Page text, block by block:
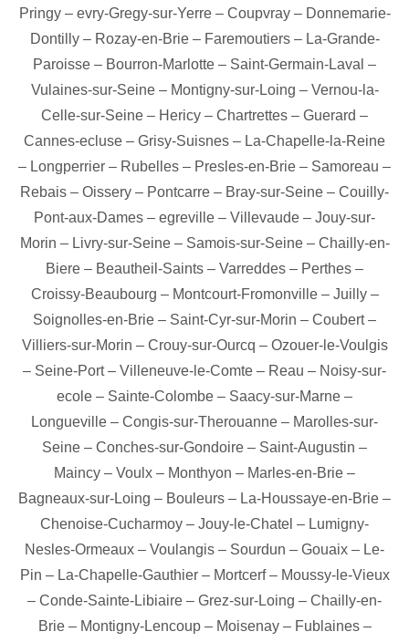
Pringy– evry-Gregy-sur-Yerre– Coupvray– Donnemarie-
Dontilly– Rozay-en-Brie– Faremoutiers– La-Grande-
Paroisse – Bourron-Marlotte – Saint-Germain-Laval –
Vulaines-sur-Seine– Montigny-sur-Loing – Vernou-la-
Celle-sur-Seine – Hericy – Chartrettes – Guerard –
Cannes-ecluse – Grisy-Suisnes – La-Chapelle-la-Reine
– Longperrier – Rubelles – Presles-en-Brie – Samoreau –
Rebais – Oissery – Pontcarre – Bray-sur-Seine – Couilly-
Pont-aux-Dames – egreville – Villevaude – Jouy-sur-
Morin – Livry-sur-Seine– Samois-sur-Seine– Chailly-en-
Biere – Beautheil-Saints – Varreddes – Perthes –
Croissy-Beaubourg – Montcourt-Fromonville– Juilly–
Soignolles-en-Brie – Saint-Cyr-sur-Morin – Coubert–
Villiers-sur-Morin – Crouy-sur-Ourcq – Ozouer-le-Voulgis
– Seine-Port– Villeneuve-le-Comte – Reau – Noisy-sur-
ecole – Sainte-Colombe – Saacy-sur-Marne –
Longueville – Congis-sur-Therouanne – Marolles-sur-
Seine – Conches-sur-Gondoire – Saint-Augustin –
Maincy – Voulx – Monthyon – Marles-en-Brie –
Bagneaux-sur-Loing – Bouleurs – La-Houssaye-en-Brie –
Chenoise-Cucharmoy – Jouy-le-Chatel – Lumigny-
Nesles-Ormeaux – Voulangis – Sourdun – Gouaix – Le-
Pin – La-Chapelle-Gauthier– Mortcerf– Moussy-le-Vieux
– Conde-Sainte-Libiaire – Grez-sur-Loing – Chailly-en-
Brie– Montigny-Lencoup– Moisenay– Fublaines–